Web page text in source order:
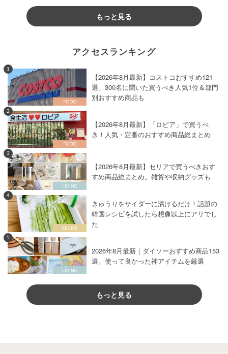
もっと見る
アクセスランキング
1
【2026年8月最新】コストコおすすめ121
選。300名に聞いた買うべき人気1位＆部門
別おすすめ商品も
2
【2026年8月最新】「ロピア」で買うべ
き！人気・定番のおすすめ商品総まとめ
3
【2026年8月最新】セリアで買うべきおす
すめ商品総まとめ。雑貨や収納グッズも
4
きゅうりをサイダーに漬けるだけ！話題の
韓国レシピを試したら想像以上にアリでし
た
5
2026年8月最新｜ダイソーおすすめ商品153
選。使って良かった神アイテムを厳選
もっと見る